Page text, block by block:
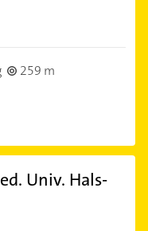
259 m
Univ. Hals-